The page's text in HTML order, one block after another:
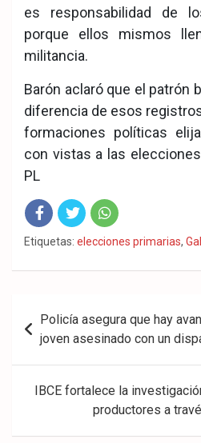
es responsabilidad de
porque ellos mismos
militancia.
Barón aclaró que el patrón
diferencia de esos
formaciones políticas
con vistas a las
PL
Fac
eb
Twit
ter
Wha
tsA
Etiquetas: elecciones primarias,
Navegación
de
entradas
Policía asegura que hay
joven asesinado con un
IBCE fortalece la
productores a